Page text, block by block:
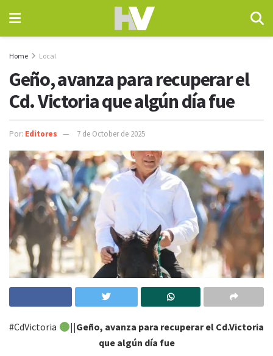
Home Local
Geño, avanza para recuperar el
Cd. Victoria que algún día fue
Por: Editores 7 de October de 2025
#CdVictoria ||Geño, avanza para recuperar el Cd.Victoria
que algún día fue